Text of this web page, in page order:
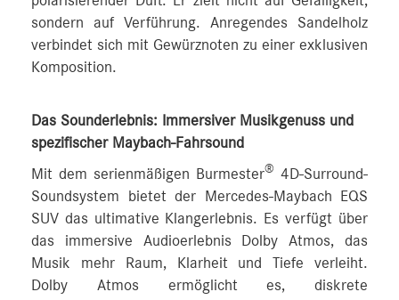
sondern auf Verführung. Anregendes Sandelholz
verbindet sich mit Gewürznoten zu einer exklusiven
Komposition.
Das Sounderlebnis: Immersiver Musikgenuss und
spezifischer Maybach-Fahrsound
Mit dem serienmäßigen Burmester® 4D-Surround-
Soundsystem bietet der Mercedes-Maybach EQS
SUV das ultimative Klangerlebnis. Es verfügt über
das immersive Audioerlebnis Dolby Atmos, das
Musik mehr Raum, Klarheit und Tiefe verleiht.
Dolby Atmos ermöglicht es, diskrete